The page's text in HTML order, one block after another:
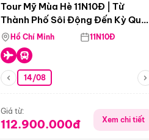
Tour Mỹ Mùa Hè 11N10Đ | Từ
Thành Phố Sôi Động Đến Kỳ Quan
Thiên Nhiên Mỹ
Hồ Chí Minh 11N10Đ
14/08
Giá từ:
112.900.000đ Xem chi tiết